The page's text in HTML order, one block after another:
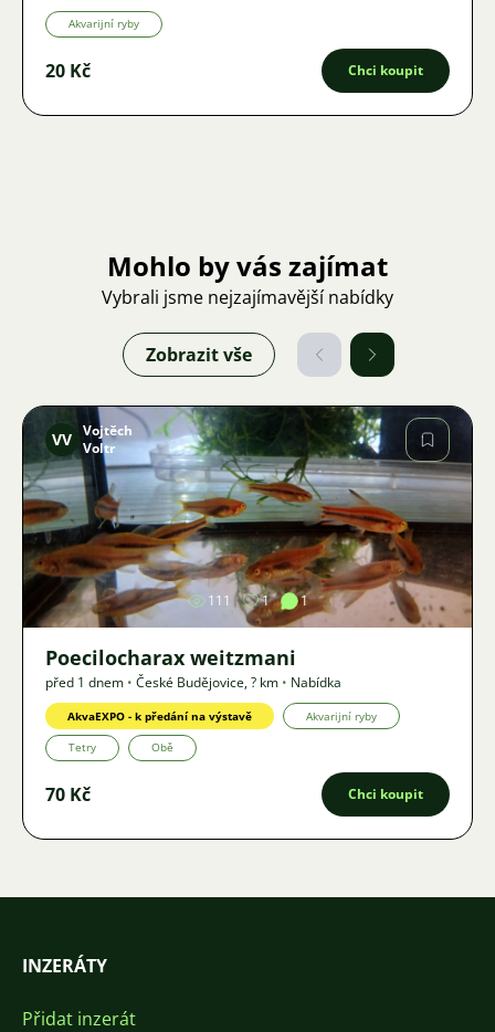
Akvarijní ryby
20 Kč Chci koupit
Mohlo by vás zajímat
Vybrali jsme nejzajímavější nabídky
Zobrazit vše
Obrázek
VV Vojtěch
Voltr
111 1 1
Poecilocharax weitzmani
před 1 dnem • České Budějovice,? km • Nabídka
AkvaEXPO - k předání na výstavě Akvarijní ryby
Tetry Obě
70 Kč Chci koupit
INZERÁTY
Přidat inzerát